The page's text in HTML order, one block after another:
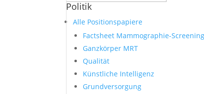
Politik
Alle Positionspapiere
Factsheet Mammographie-Screening
Ganzkörper MRT
Qualität
Künstliche Intelligenz
Grundversorgung